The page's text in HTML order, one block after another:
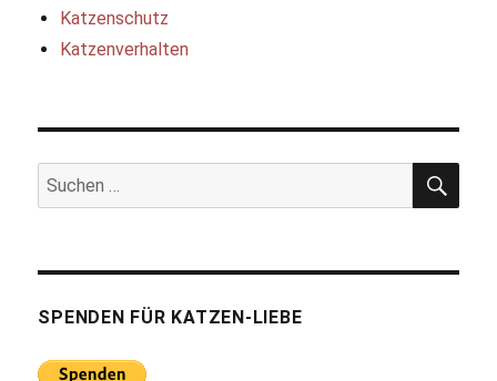
Katzenschutz
Katzenverhalten
Suchen
nach:
SPENDEN FÜR KATZEN-LIEBE